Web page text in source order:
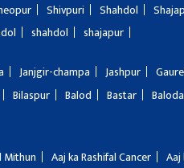
Shivpuri Shahdol
shahdol shajapur
Janjgir-champa Jashpur
Bilaspur Balod Bastar
Mithun Aaj ka Rashifal Cancer Aaj